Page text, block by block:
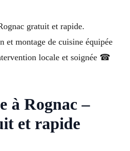
gratuit et rapide.
et montage de cuisine équipée
locale et soignée ☎
à Rognac –
et rapide